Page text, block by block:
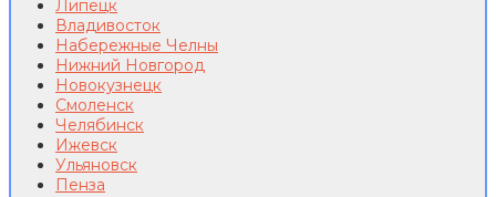
Липецк
Владивосток
Набережные Челны
Нижний Новгород
Новокузнецк
Смоленск
Челябинск
Ижевск
Ульяновск
Пенза